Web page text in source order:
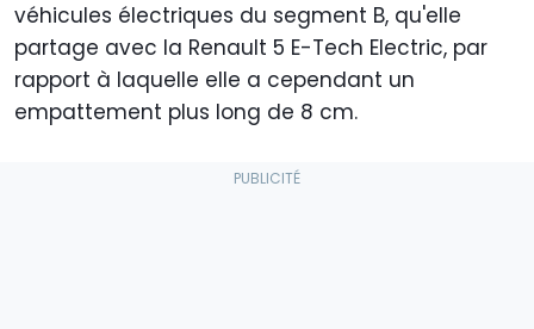
véhicules électriques du segment B, qu'elle
partage avec la Renault 5 E-Tech Electric, par
rapport à laquelle elle a cependant un
empattement plus long de 8 cm.